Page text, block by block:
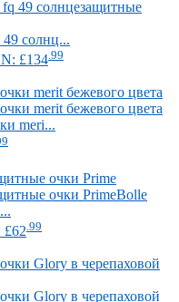
солнц...
£134.99
meri...
Bolle
£62 .99